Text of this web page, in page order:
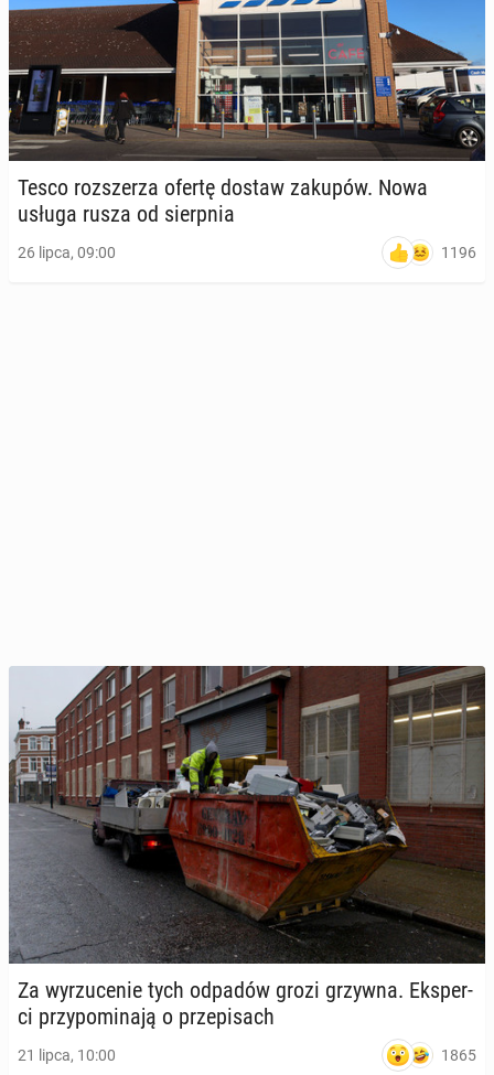
Tesco roz­sze­rza ofertę dostaw zakupów. Nowa
usługa rusza od sierp­nia
26 lipca, 09:00 1196
Za wy­rzu­ce­nie tych odpadów grozi grzywna. Eks­per­
ci przy­po­mi­na­ją o prze­pi­sach
21 lipca, 10:00 1865